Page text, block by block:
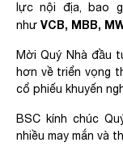
lực nội địa, bao
như VCB, MBB,
Mời Quý Nhà đầu
hơn về triển vọng
cổ phiếu khuyến
BSC kính chúc
nhiều may mắn và